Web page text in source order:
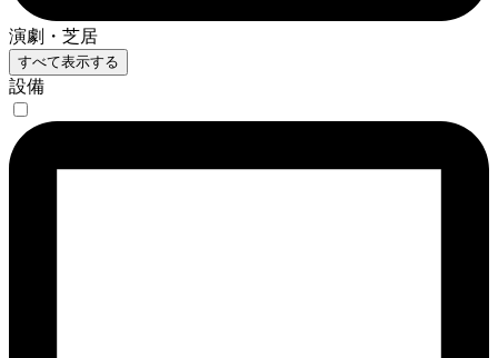
演劇・芝居
すべて表示する
設備